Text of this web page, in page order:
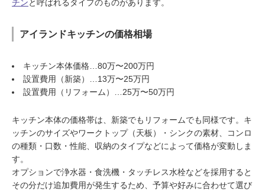
チンと呼ばれるタイプのものがあります。
アイランドキッチンの価格相場
キッチン本体価格…80万〜200万円
設置費用（新築）…13万〜25万円
設置費用（リフォーム）…25万〜50万円
キッチン本体の価格帯は、新築でもリフォームでも同様です。キ
ッチンのサイズやワークトップ（天板）・シンクの素材、コンロ
の種類・口数・性能、収納のタイプなどによって価格が変動しま
す。
オプションで浄水器・食洗機・タッチレス水栓などを採用すると
その分だけ追加費用が発生するため、予算や好みに合わせて選び